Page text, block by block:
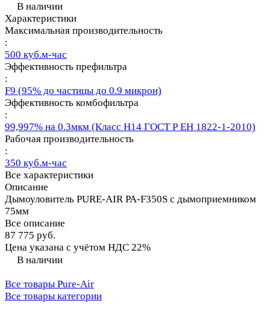
В наличии
Характеристики
Максимальная производительность
:
500 куб.м-час
Эффективность префильтра
:
F9 (95% до частицы до 0.9 микрон)
Эффективность комбофильтра
:
99,997% на 0.3мкм (Класс Н14 ГОСТ Р ЕН 1822-1-2010)
Рабочая производительность
:
350 куб.м-час
Все характеристики
Описание
Дымоуловитель PURE-AIR PA-F350S с дымоприемником
75мм
Все описание
87 775 руб.
Цена указана с учётом НДС 22%
В наличии
Все товары Pure-Air
Все товары категории